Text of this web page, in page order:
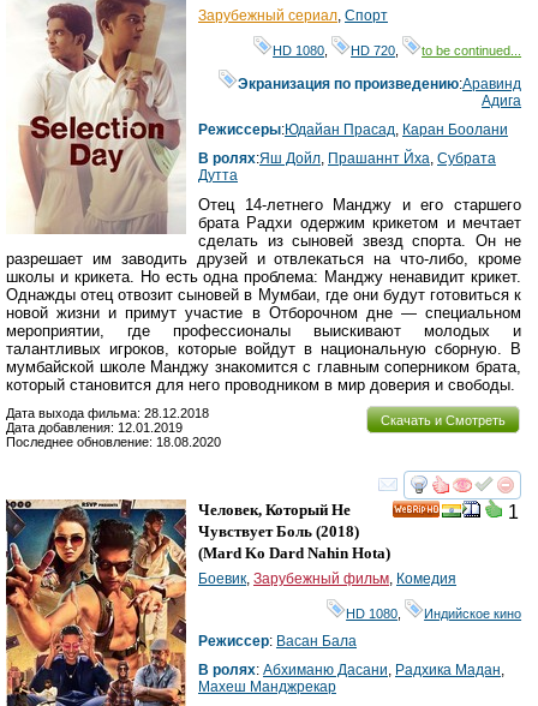
Зарубежный сериал Спорт
HD 1080 HD 720 to be continued...
Экранизация по произведению:Аравинд
Адига
Режиссеры:Юдайан Прасад Каран Боолани
В ролях:Яш Дойл Прашаннт Йха Субрата
Дутта
Отец 14-летнего Манджу и его старшего
брата Радхи одержим крикетом и мечтает
сделать из сыновей звезд спорта. Он не
разрешает им заводить друзей и отвлекаться на что-либо, кроме
школы и крикета. Но есть одна проблема: Манджу ненавидит крикет.
Однажды отец отвозит сыновей в Мумбаи, где они будут готовиться к
новой жизни и примут участие в Отборочном дне — специальном
мероприятии, где профессионалы выискивают молодых и
талантливых игроков, которые войдут в национальную сборную. В
мумбайской школе Манджу знакомится с главным соперником брата,
который становится для него проводником в мир доверия и свободы.
Скачать и Смотреть
Дата выхода фильма: 28.12.2018
Дата добавления: 12.01.2019
Последнее обновление: 18.08.2020
смотреть
1
Человек, Который Не
Чувствует Боль (2018)
(Mard Ko Dard Nahin Hota)
Боевик, Зарубежный фильм, Комедия
HD 1080, Индийское кино
Режиссер: Васан Бала
В ролях: Абхиманю Дасани, Радхика Мадан,
Махеш Манджрекар